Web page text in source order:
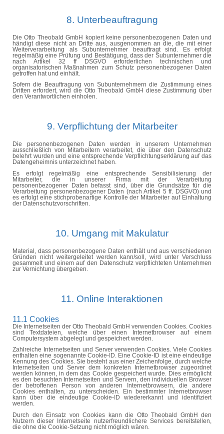
8. Unterbeauftragung
Die Otto Theobald GmbH kopiert keine personenbezogenen Daten und
händigt diese nicht an Dritte aus, ausgenommen an die, die mit einer
Weiterverarbeitung als Subunternehmer beauftragt sind. Es erfolgt
regelmäßig eine Prüfung und Bestätigung, dass der Subunternehmer die
nach Artikel 32 ff DSGVO erforderlichen technischen und
organisatorischen Maßnahmen zum Schutz personenbezogener Daten
getroffen hat und einhält.
Sofern die Beauftragung von Subunternehmern die Zustimmung eines
Dritten erfordert, wird die Otto Theobald GmbH diese Zustimmung über
den Verantwortlichen einholen.
9. Verpflichtung der Mitarbeiter
Die personenbezogenen Daten werden in unserem Unternehmen
ausschließlich von Mitarbeitern verarbeitet, die über den Datenschutz
belehrt wurden und eine entsprechende Verpflichtungserklärung auf das
Datengeheimnis unterzeichnet haben.
Es erfolgt regelmäßig eine entsprechende Sensibilisierung der
Mitarbeiter, die in unserer Firma mit der Verarbeitung
personenbezogener Daten befasst sind, über die Grundsätze für die
Verarbeitung personenbezogener Daten (nach Artikel 5 ff. DSGVO) und
es erfolgt eine stichprobenartige Kontrolle der Mitarbeiter auf Einhaltung
der Datenschutzvorschriften.
10. Umgang mit Makulatur
Material, dass personenbezogene Daten enthält und aus verschiedenen
Gründen nicht weitergeleitet werden kann/soll, wird unter Verschluss
gesammelt und einem auf den Datenschutz verpflichteten Unternehmen
zur Vernichtung übergeben.
11. Online Interaktionen
11.1 Cookies
Die Internetseiten der Otto Theobald GmbH verwenden Cookies. Cookies
sind Textdateien, welche über einen Internetbrowser auf einem
Computersystem abgelegt und gespeichert werden.
Zahlreiche Internetseiten und Server verwenden Cookies. Viele Cookies
enthalten eine sogenannte Cookie-ID. Eine Cookie-ID ist eine eindeutige
Kennung des Cookies. Sie besteht aus einer Zeichenfolge, durch welche
Internetseiten und Server dem konkreten Internetbrowser zugeordnet
werden können, in dem das Cookie gespeichert wurde. Dies ermöglicht
es den besuchten Internetseiten und Servern, den individuellen Browser
der betroffenen Person von anderen Internetbrowsern, die andere
Cookies enthalten, zu unterscheiden. Ein bestimmter Internetbrowser
kann über die eindeutige Cookie-ID wiedererkannt und identifiziert
werden.
Durch den Einsatz von Cookies kann die Otto Theobald GmbH den
Nutzern dieser Internetseite nutzerfreundlichere Services bereitstellen,
die ohne die Cookie-Setzung nicht möglich wären.